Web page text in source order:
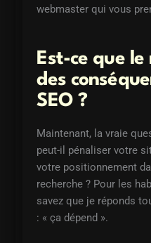
webmaster qui vous
Est-ce que
des
SEO ?
Maintenant, la vraie
peut-il pénaliser votre
votre positionnement
recherche ? Pour les
savez que je réponds
: « ça dépend ».